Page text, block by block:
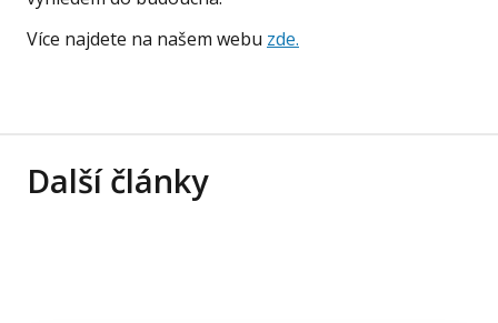
Více najdete na našem webu zde.
Další články